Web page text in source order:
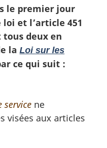
le premier jour
et l’article 451
deux en
la Loi sur les
ce qui suit :
service ne
visées aux articles